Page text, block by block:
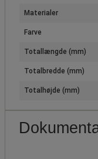
Materialer
Farve
Totallængde (mm)
Totalbredde (mm)
Totalhøjde (mm)